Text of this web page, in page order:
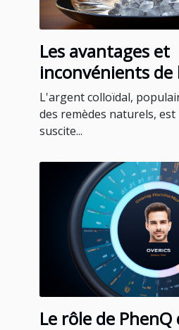
Les avantages et
inconvénients
de l'argent
L'argent colloïdal,
des remèdes naturels,
suscite...
Le rôle de PhenQ